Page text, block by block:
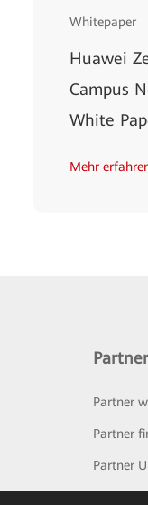
Whitepaper
Huawei
Campus
White
Mehr
Partner
Partner
Partner
Partner